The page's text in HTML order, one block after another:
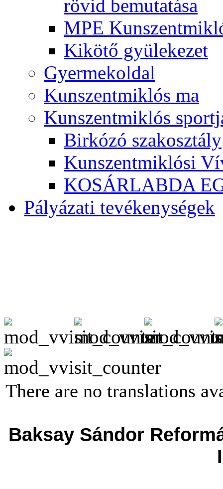
rövid bemutatása
MPE
Kikötő gyülekezet
Gyermekoldal
Kunszentmiklós ma
Kunszentmiklós
Birkózó szakosztály
Kunszentmiklósi
KOSÁRLABDA
Pályázati tevékenységek
There are no translations
Baksay Sándor